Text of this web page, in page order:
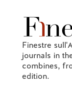
Finestre
journals in
combines,
edition.